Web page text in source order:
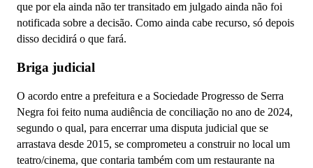
que por ela ainda não ter transitado em julgado ainda não foi
notificada sobre a decisão. Como ainda cabe recurso, só depois
disso decidirá o que fará.
Briga judicial
O acordo entre a prefeitura e a Sociedade Progresso de Serra
Negra foi feito numa audiência de conciliação no ano de 2024,
segundo o qual, para encerrar uma disputa judicial que se
arrastava desde 2015, se comprometeu a construir no local um
teatro/cinema, que contaria também com um restaurante na